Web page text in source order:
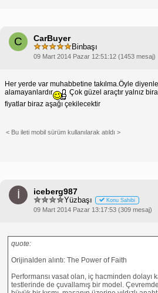
C CarBuyer
Binbaşı
09 Mart 2014 Pazar 12:51:12 (1453 mesaj)
Her yerde var muhabbetine takılma.Öyle
alamayanlardır
Çok güzel araçtır yalnız
fiyatlar biraz aşağı çekilecektir
< Bu ileti mobil sürüm kullanılarak atıldı >
İ iceberg987
Yüzbaşı Konu Sahibi
09 Mart 2014 Pazar 13:17:53 (309 mesaj)
quote:
Orijinalden alıntı: The Power of Faith
Performansı vasat olan, iç hacminden dolayı
testlerinde de çuvallamış bir model.